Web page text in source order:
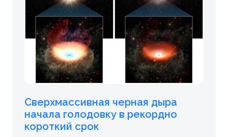
Сверхмассивная черная дыра
начала голодовку в рекордно
короткий срок